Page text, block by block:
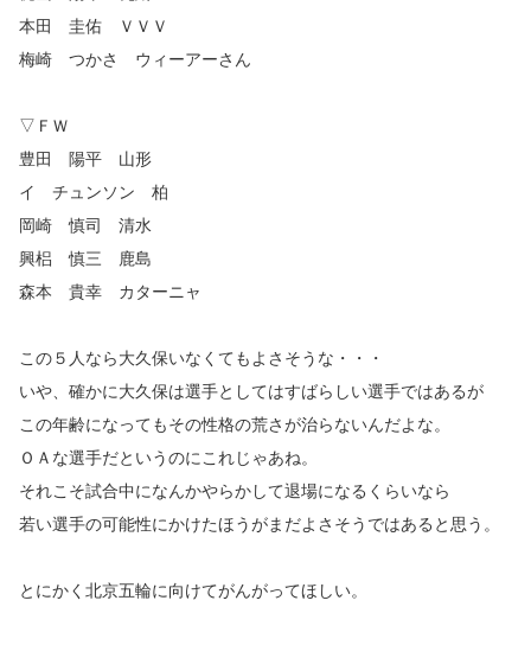
本田 圭佑 ＶＶＶ
梅崎 つかさ ウィーアーさん
▽ＦＷ
豊田 陽平 山形
イ チュンソン 柏
岡崎 慎司 清水
興梠 慎三 鹿島
森本 貴幸 カターニャ
この５人なら大久保いなくてもよさそうな・・・
いや、確かに大久保は選手としてはすばらしい選手ではあるが
この年齢になってもその性格の荒さが治らないんだよな。
ＯＡな選手だというのにこれじゃあね。
それこそ試合中になんかやらかして退場になるくらいなら
若い選手の可能性にかけたほうがまだよさそうではあると思う。
とにかく北京五輪に向けてがんがってほしい。